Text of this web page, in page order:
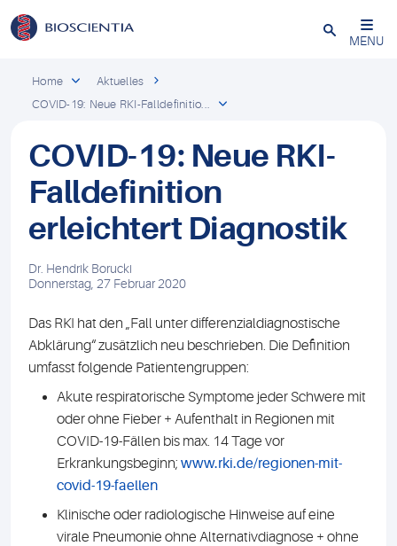
Schließen
MENU
Home
Aktuelles
COVID-19: Neue RKI-Falldefinitio...
COVID-19: Neue RKI-
Falldefinition
erleichtert Diagnostik
Dr. Hendrik Borucki
Donnerstag, 27 Februar 2020
Das RKI hat den „Fall unter differenzialdiagnostische
Abklärung“ zusätzlich neu beschrieben. Die Definition
umfasst folgende Patientengruppen:
Akute respiratorische Symptome jeder Schwere mit
oder ohne Fieber + Aufenthalt in Regionen mit
COVID-19-Fällen bis max. 14 Tage vor
Erkrankungsbeginn; www.rki.de/regionen-mit-
covid-19-faellen
Klinische oder radiologische Hinweise auf eine
virale Pneumonie ohne Alternativdiagnose + ohne